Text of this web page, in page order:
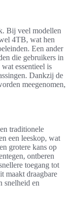
Bij veel modellen
4TB, wat hen
Een ander
die gebruikers in
essentieel is
Dankzij de
meegenomen,
traditionele
een leeskop, wat
grotere kans op
ontberen
toegang tot
maakt draagbare
snelheid en